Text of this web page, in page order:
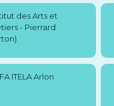
des Arts et
- Pierrard
ITELA Arlon